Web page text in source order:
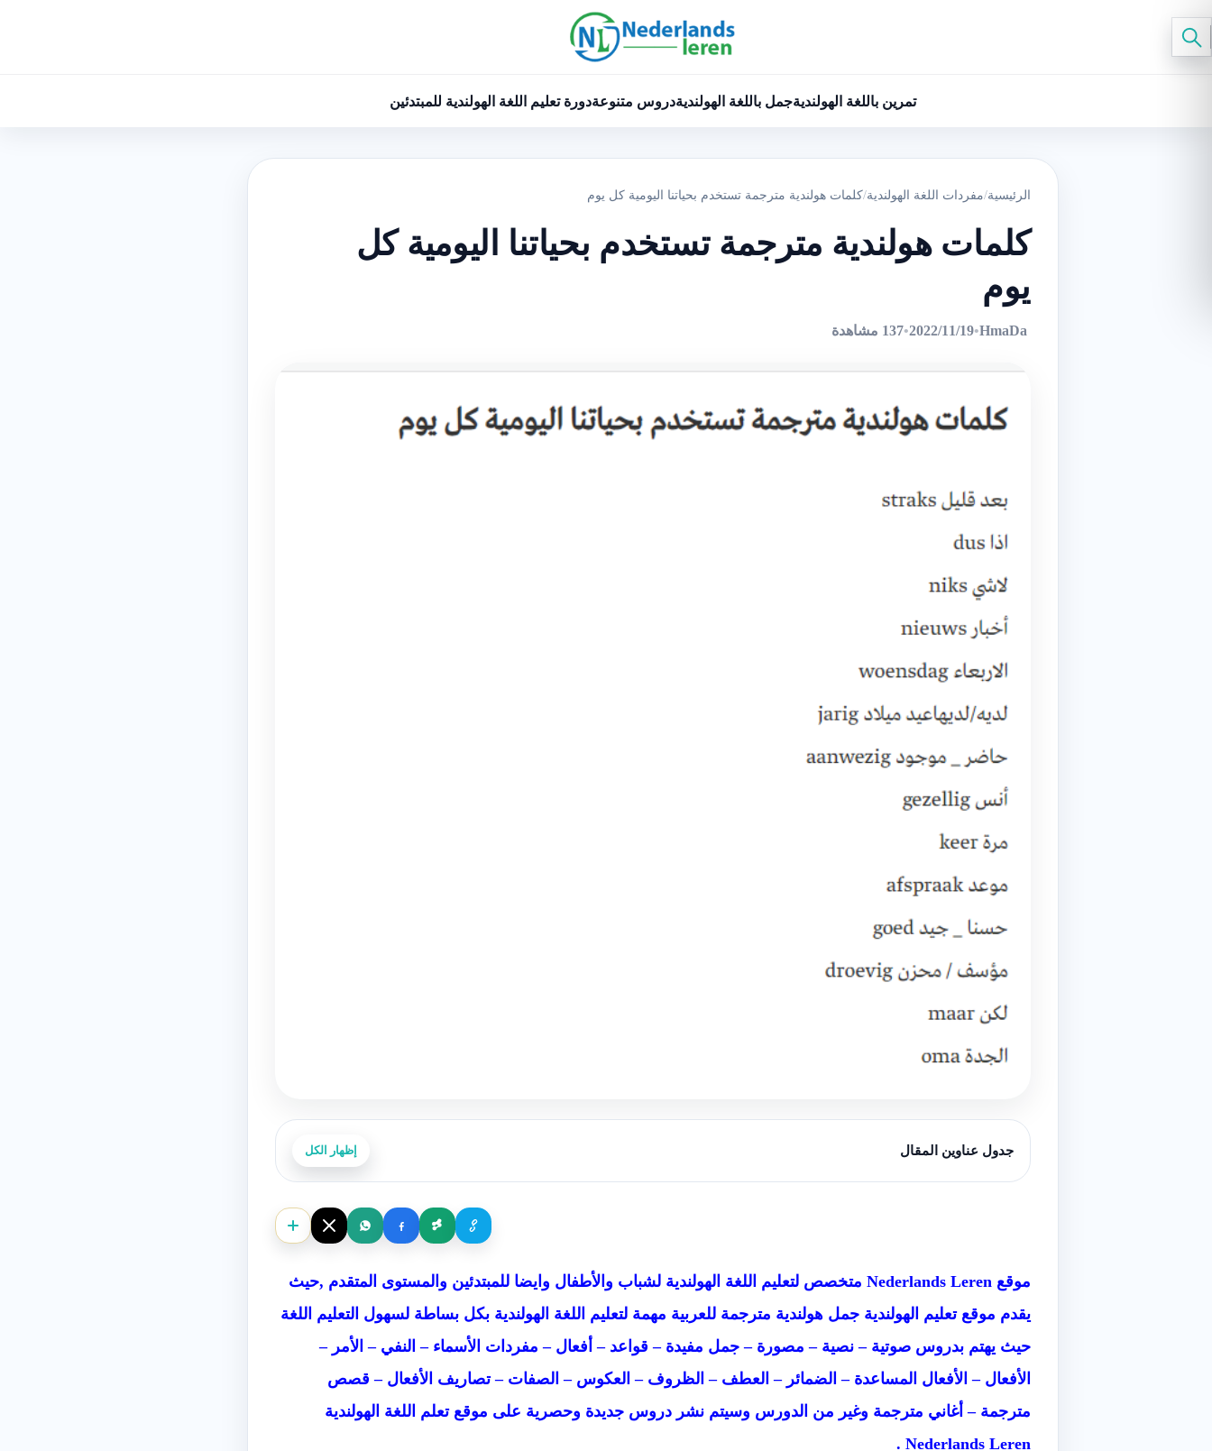
تمرين باللغة الهولنديةجمل باللغة الهولنديةدروس متنوعةدورة تعليم اللغة الهولندية للمبتدئين
الرئيسية/مفردات اللغة الهولندية/كلمات هولندية مترجمة تستخدم بحياتنا اليومية كل يوم
كلمات هولندية مترجمة تستخدم بحياتنا اليومية كل
يوم
HmaDa
•
2022/11/19
•137 مشاهدة
جدول عناوين المقال إظهار الكل
موقع Nederlands Leren متخصص لتعليم اللغة الهولندية لشباب والأطفال وايضا للمبتدئين والمستوى المتقدم ,حيث
يقدم موقع تعليم الهولندية جمل هولندية مترجمة للعربية مهمة لتعليم اللغة الهولندية بكل بساطة لسهول التعليم اللغة
حيث يهتم بدروس صوتية – نصية – مصورة – جمل مفيدة – قواعد – أفعال – مفردات الأسماء – النفي – الأمر –
الأفعال – الأفعال المساعدة – الضمائر – العطف – الظروف – العكوس – الصفات – تصاريف الأفعال – قصص
مترجمة – أغاني مترجمة وغير من الدورس وسيتم نشر دروس جديدة وحصرية على موقع تعلم اللغة الهولندية
Nederlands Leren .